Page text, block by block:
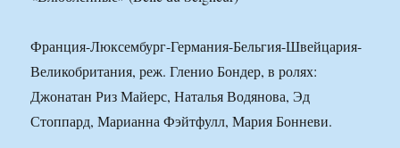
Франция-Люксембург-Германия-Бельгия-Швейцария-
Великобритания, реж. Гленио Бондер, в ролях:
Джонатан Риз Майерс, Наталья Водянова, Эд
Стоппард, Марианна Фэйтфулл, Мария Бонневи.